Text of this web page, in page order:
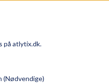
på atlytix.dk.
(Nødvendige)